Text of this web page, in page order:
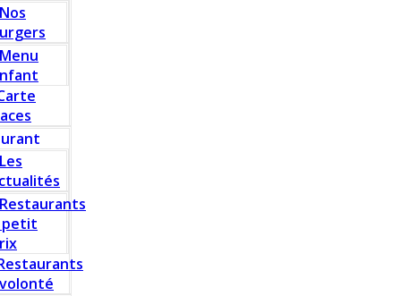
Nos
Menu
Les
Restaurants
petit